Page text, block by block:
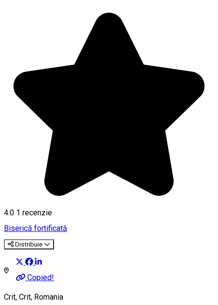
4.0 1 recenzie
Biserică fortificată
Distribuie
Copied!
Crit, Crit, Romania